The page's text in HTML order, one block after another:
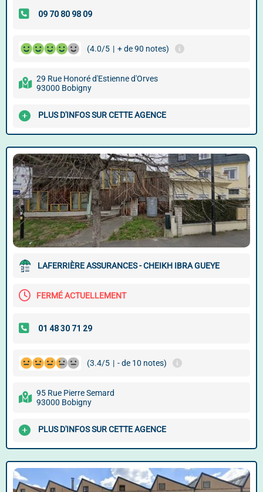
(4.0/5 | + de 90 notes)
29 Rue Honoré d'Estienne d'Orves
93000 Bobigny
PLUS D'INFOS SUR CETTE AGENCE
LAFERRIÈRE ASSURANCES - CHEIKH IBRA GUEYE
FERMÉ ACTUELLEMENT
(3.4/5 | - de 10 notes)
95 Rue Pierre Semard
93000 Bobigny
PLUS D'INFOS SUR CETTE AGENCE